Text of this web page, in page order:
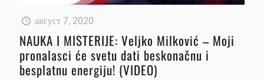
август 7, 2020
NAUKA I MISTERIJE: Veljko Milković – Moji
pronalasci će svetu dati beskonačnu i
besplatnu energiju! (VIDEO)